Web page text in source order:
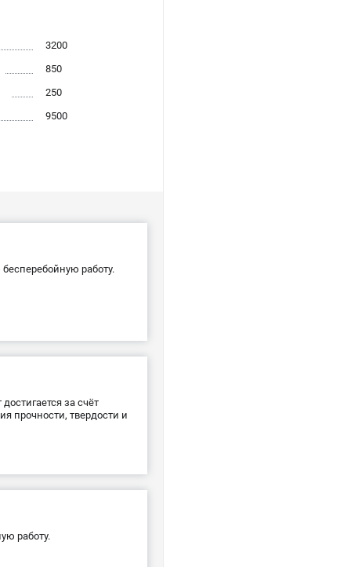
3200
850
250
9500
работу.
за счёт
прочности, твердости и
работу.